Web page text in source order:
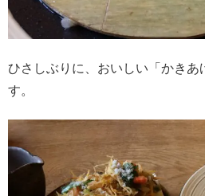
ひさしぶりに、おいしい「かき
す。